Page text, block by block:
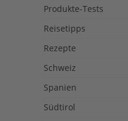
Produkte-Tests
Reisetipps
Rezepte
Schweiz
Spanien
Südtirol